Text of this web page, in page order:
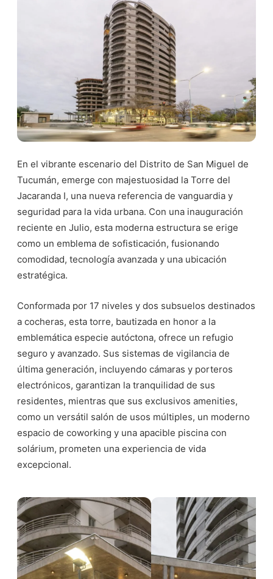
En el vibrante escenario del Distrito de San Miguel de
Tucumán, emerge con majestuosidad la Torre del
Jacaranda I, una nueva referencia de vanguardia y
seguridad para la vida urbana. Con una inauguración
reciente en Julio, esta moderna estructura se erige
como un emblema de sofisticación, fusionando
comodidad, tecnología avanzada y una ubicación
estratégica.
Conformada por 17 niveles y dos subsuelos destinados
a cocheras, esta torre, bautizada en honor a la
emblemática especie autóctona, ofrece un refugio
seguro y avanzado. Sus sistemas de vigilancia de
última generación, incluyendo cámaras y porteros
electrónicos, garantizan la tranquilidad de sus
residentes, mientras que sus exclusivos amenities,
como un versátil salón de usos múltiples, un moderno
espacio de coworking y una apacible piscina con
solárium, prometen una experiencia de vida
excepcional.